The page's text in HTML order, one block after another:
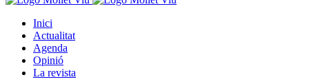
Inici
Actualitat
Agenda
Opinió
La revista